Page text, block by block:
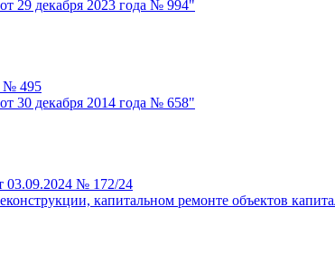
29 декабря 2023 года № 994"
№ 495
30 декабря 2014 года № 658"
03.09.2024 № 172/24
капитальном ремонте объектов